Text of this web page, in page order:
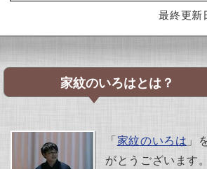
最終更新
家紋のいろはとは？
「家紋のいろは 」
がとうございます